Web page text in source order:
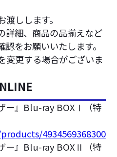
しします。
詳細、商品の品揃えなど
をお願いいたします。
変更する場合がございま
ー』Blu-ray BOXⅠ（特
4934569368300
ー』Blu-ray BOXⅡ（特